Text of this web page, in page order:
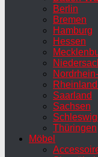
Berlin
Bremen
Hamburg
Hessen
Saarland
Sachsen
Thüringen
Möbel